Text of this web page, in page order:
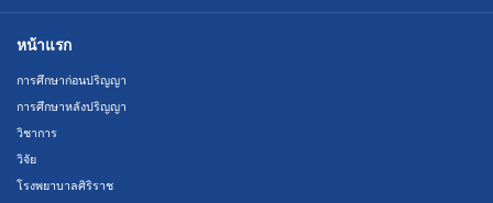
หน้าแรก
การศึกษาก่อนปริญญา
การศึกษาหลังปริญญา
วิชาการ
วิจัย
โรงพยาบาลศิริราช